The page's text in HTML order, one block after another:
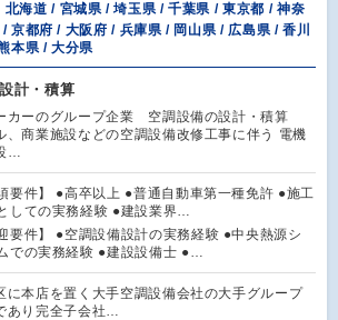
北海道 / 宮城県 / 埼玉県 / 千葉県 / 東京都 / 神奈
京都府 / 大阪府 / 兵庫県 / 岡山県 / 広島県 / 香川
本県 / 大分県
計・積算
カーのグループ企業 空調設備の設計・積算
、商業施設などの空調設備改修工事に伴う 電機
…
須要件】 ●高卒以上 ●普通自動車第一種免許 ●施工
しての実務経験 ●建設業界…
迎要件】 ●空調設備設計の実務経験 ●中央熱源シ
での実務経験 ●建設設備士 ●…
に本店を置く大手空調設備会社の大手グループ
あり完全子会社…